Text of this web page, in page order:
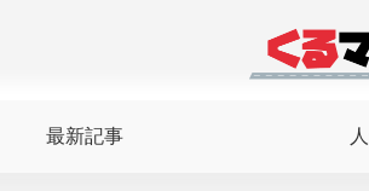
最新記事